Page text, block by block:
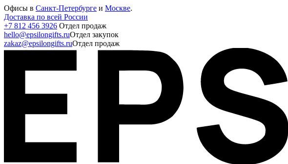
Офисы в Санкт-Петербурге и Москве.
Доставка по всей России
+7 812 456 3926 Отдел продаж
hello@epsilongifts.ruОтдел закупок
zakaz@epsilongifts.ruОтдел продаж